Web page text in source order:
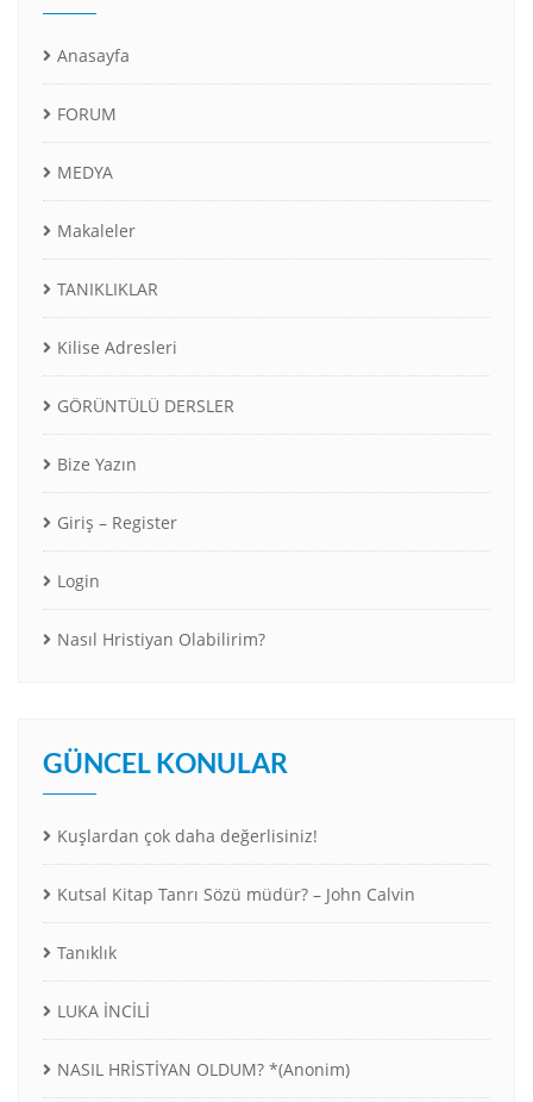
Anasayfa
FORUM
MEDYA
Makaleler
TANIKLIKLAR
Kilise Adresleri
GÖRÜNTÜLÜ DERSLER
Bize Yazın
Giriş – Register
Login
Nasıl Hristiyan Olabilirim?
GÜNCEL KONULAR
Kuşlardan çok daha değerlisiniz!
Kutsal Kitap Tanrı Sözü müdür? – John Calvin
Tanıklık
LUKA İNCİLİ
NASIL HRİSTİYAN OLDUM? *(Anonim)